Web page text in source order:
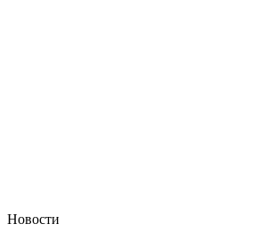
Новости